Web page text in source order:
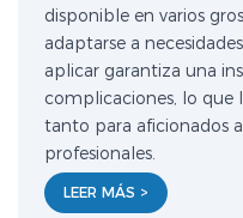
disponible en varios
adaptarse a
aplicar garantiza una
complicaciones, lo que
tanto para aficionados
profesionales.
LEER MÁS >